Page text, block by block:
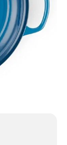
en
des
Le